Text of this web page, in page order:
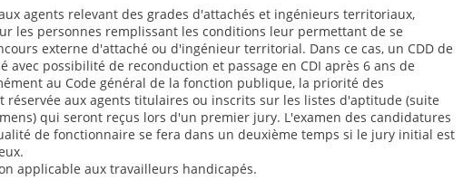
agents relevant des grades d'attachés et ingénieurs territoriaux,
les personnes remplissant les conditions leur permettant de se
externe d'attaché ou d'ingénieur territorial. Dans ce cas, un CDD de
avec possibilité de reconduction et passage en CDI après 6 ans de
au Code général de la fonction publique, la priorité des
réservée aux agents titulaires ou inscrits sur les listes d'aptitude (suite
qui seront reçus lors d'un premier jury. L'examen des candidatures
de fonctionnaire se fera dans un deuxième temps si le jury initial est
applicable aux travailleurs handicapés.